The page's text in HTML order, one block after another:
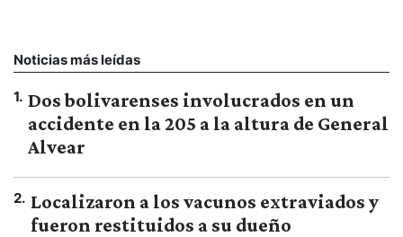
Noticias más leídas
1. Dos bolivarenses involucrados en un
accidente en la 205 a la altura de General
Alvear
2. Localizaron a los vacunos extraviados y
fueron restituidos a su dueño